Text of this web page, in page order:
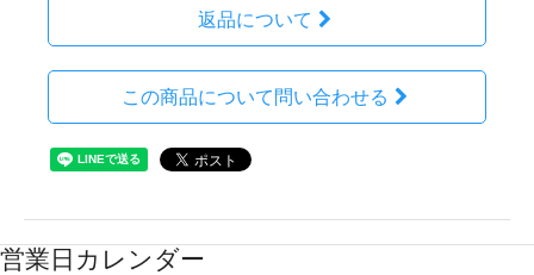
返品について
この商品について問い合わせる
営業日カレンダー